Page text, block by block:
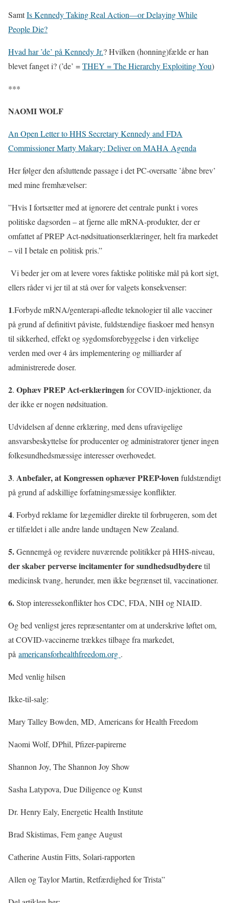
SamtIs Kennedy Taking Real Action—or Delaying While
People Die?
Hvad har ’de’ på Kennedy Jr.? Hvilken (honning)fælde er han
blevet fanget i? (’de’ =THEY = The Hierarchy Exploiting You)
***
NAOMI WOLF
An Open Letter to HHS Secretary Kennedy and FDA
Commissioner Marty Makary: Deliver on MAHA Agenda
Her følger den afsluttende passage i det PC-oversatte ’åbne brev’
med mine fremhævelser:
”Hvis I fortsætter med at ignorere det centrale punkt i vores
politiske dagsorden – at fjerne alle mRNA-produkter, der er
omfattet af PREP Act-nødsituationserklæringer, helt fra markedet
– vil I betale en politisk pris.”
Vi beder jer om at levere vores faktiske politiske mål på kort sigt,
ellers råder vi jer til at stå over for valgets konsekvenser:
1.Forbyde mRNA/genterapi-afledte teknologier til alle vacciner
på grund af definitivt påviste, fuldstændige fiaskoer med hensyn
til sikkerhed, effekt og sygdomsforebyggelse i den virkelige
verden med over 4 års implementering og milliarder af
administrerede doser.
2. Ophæv PREP Act-erklæringen for COVID-injektioner, da
der ikke er nogen nødsituation.
Udvidelsen af ​​denne erklæring, med dens ufravigelige
ansvarsbeskyttelse for producenter og administratorer tjener ingen
folkesundhedsmæssige interesser overhovedet.
3. Anbefaler, at Kongressen ophæver PREP-loven fuldstændigt
på grund af adskillige forfatningsmæssige konflikter.
4. Forbyd reklame for lægemidler direkte til forbrugeren, som det
er tilfældet i alle andre lande undtagen New Zealand.
5.Gennemgå og revidere nuværende politikker på HHS-niveau,
der skaber perverse incitamenter for sundhedsudbyderetil
medicinsk tvang, herunder, men ikke begrænset til, vaccinationer.
6.Stop interessekonflikter hos CDC, FDA, NIH og NIAID.
Og bed venligst jeres repræsentanter om at underskrive løftet om,
at COVID-vaccinerne trækkes tilbage fra markedet,
på americansforhealthfreedom.org .
Med venlig hilsen
Ikke-til-salg:
Mary Talley Bowden, MD, Americans for Health Freedom
Naomi Wolf, DPhil, Pfizer-papirerne
Shannon Joy, The Shannon Joy Show
Sasha Latypova, Due Diligence og Kunst
Dr. Henry Ealy, Energetic Health Institute
Brad Skistimas, Fem gange August
Catherine Austin Fitts, Solari-rapporten
Allen og Taylor Martin, Retfærdighed for Trista”